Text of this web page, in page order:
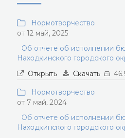
Нормотворчество
от 12 май, 2025
Об отчете об исполнении
Находкинского городского
Открыть
Скачать
Нормотворчество
от 7 май, 2024
Об отчете об исполнении
Находкинского городского